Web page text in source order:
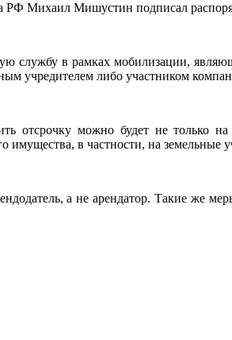
Михаил Мишустин подписал
службу в рамках мобилизации,
учредителем либо участником
отсрочку можно будет не только
имущества, в частности, на земельные
а не арендатор. Такие же